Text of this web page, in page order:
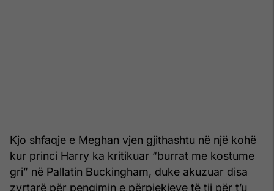
Kjo shfaqje e Meghan vjen gjithashtu në një kohë
kur princi Harry ka kritikuar “burrat me kostume
gri” në Pallatin Buckingham, duke akuzuar disa
zyrtarë për pengimin e përpjekjeve të tij për t’u